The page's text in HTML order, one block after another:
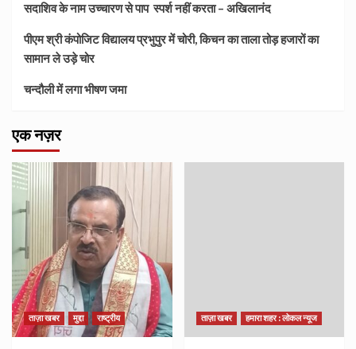
सदाशिव के नाम उच्चारण से पाप स्पर्श नहीं करता – अखिलानंद
पीएम श्री कंपोजिट विद्यालय प्रभुपुर में चोरी, किचन का ताला तोड़ हजारों का
सामान ले उड़े चोर
चन्दौली में लगा भीषण जमा
एक नज़र
ताज़ा खबर मुद्दा राष्ट्रीय ताज़ा खबर हमारा शहर : लोकल न्यूज